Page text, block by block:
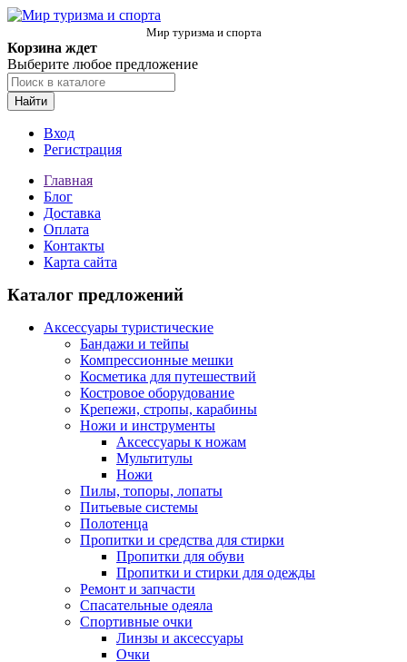
Мир туризма и спорта
Корзина ждет
Выберите любое предложение
Найти
Вход
Регистрация
Главная
Блог
Доставка
Оплата
Контакты
Карта сайта
Каталог предложений
Аксессуары туристические
Бандажи и тейпы
Компрессионные мешки
Косметика для путешествий
Костровое оборудование
Крепежи, стропы, карабины
Ножи и инструменты
Аксессуары к ножам
Мультитулы
Ножи
Пилы, топоры, лопаты
Питьевые системы
Полотенца
Пропитки и средства для стирки
Пропитки для обуви
Пропитки и стирки для одежды
Ремонт и запчасти
Спасательные одеяла
Спортивные очки
Линзы и аксессуары
Очки